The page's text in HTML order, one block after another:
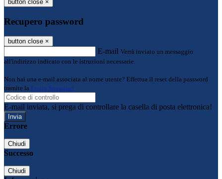
button close ×
Recupero password
button close ×
E-mail Verrà inviato un messaggio
all'indirizzo indicato con le istruzioni necessarie.
Non hai una e-mail associata al nome utente? Effettua il reset della password
tramite la Login Spaggiari
E-mail inviata, si prega di controllare la casella di posta elettronica!
Errore
Chiudi
Successo
Chiudi